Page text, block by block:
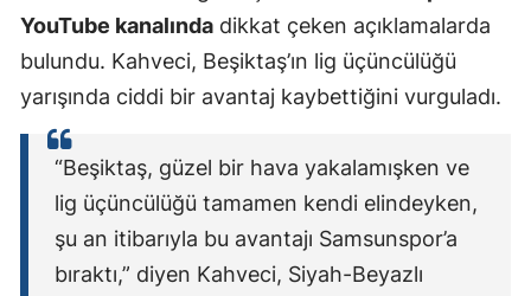
YouTube kanalında dikkat çeken açıklamalarda
bulundu. Kahveci, Beşiktaş’ın lig üçüncülüğü
yarışında ciddi bir avantaj kaybettiğini vurguladı.
“Beşiktaş, güzel bir hava yakalamışken ve
lig üçüncülüğü tamamen kendi elindeyken,
şu an itibarıyla bu avantajı Samsunspor’a
bıraktı,” diyen Kahveci, Siyah-Beyazlı